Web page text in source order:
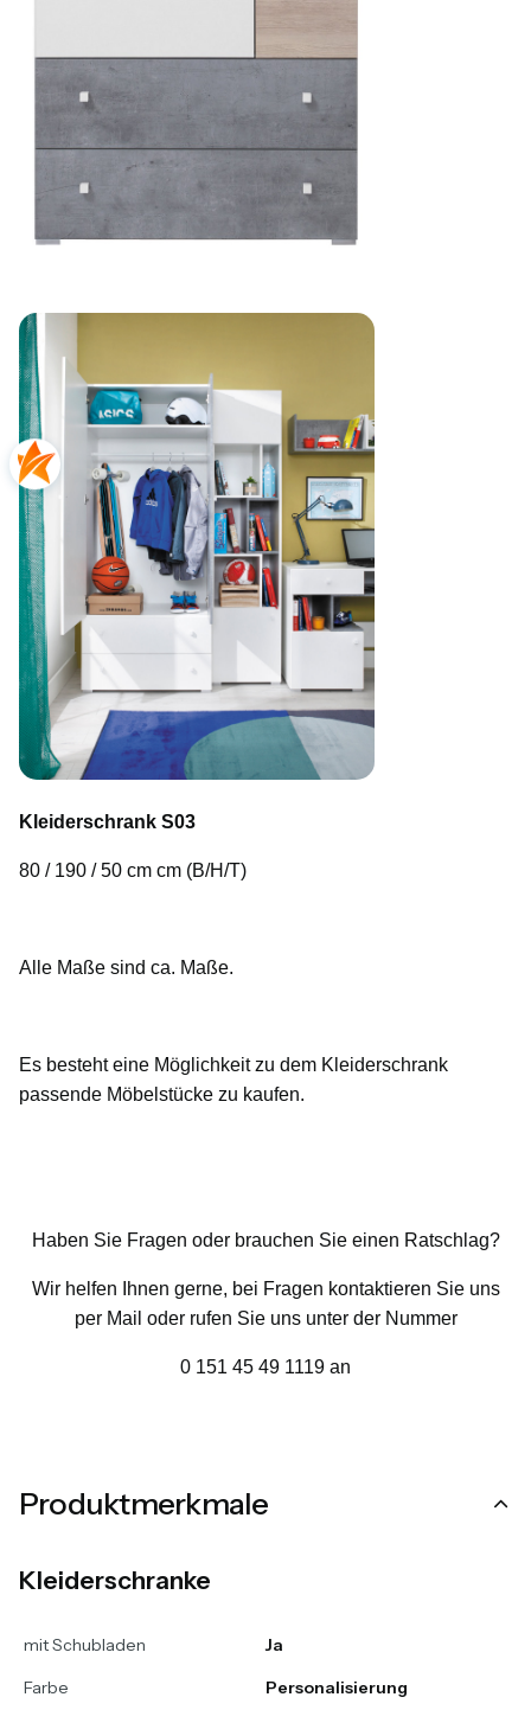
Kleiderschrank S03
80 / 190 / 50 cm cm (B/H/T)
Alle Maße sind ca. Maße.
Es besteht eine Möglichkeit zu dem Kleiderschrank
passende Möbelstücke zu kaufen.
Haben Sie Fragen oder brauchen Sie einen Ratschlag?
Wir helfen Ihnen gerne, bei Fragen kontaktieren Sie uns
per Mail oder rufen Sie uns unter der Nummer
0 151 45 49 1119 an
Produktmerkmale
Kleiderschranke
mit Schubladen
Ja
Farbe
Personalisierung